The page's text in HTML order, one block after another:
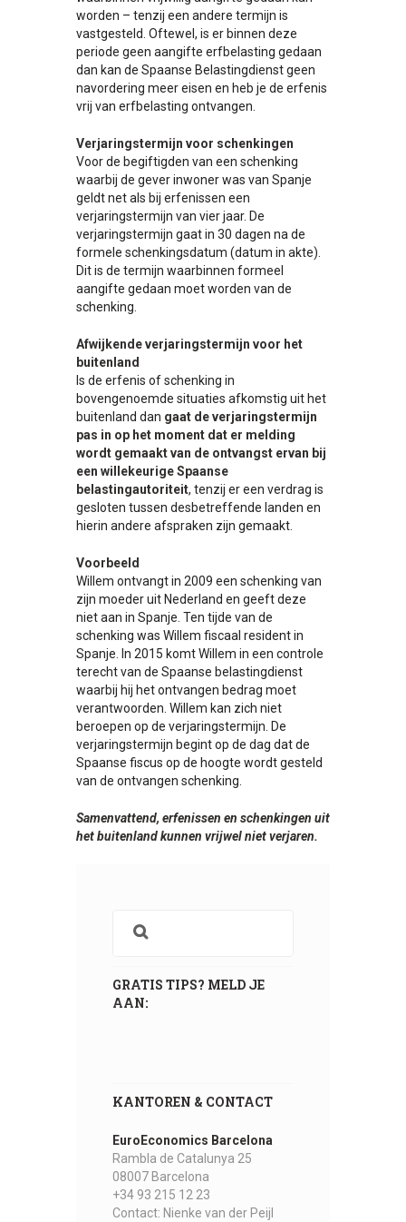
worden – tenzij een andere termijn is
vastgesteld. Oftewel, is er binnen deze
periode geen aangifte erfbelasting gedaan
dan kan de Spaanse Belastingdienst geen
navordering meer eisen en heb je de erfenis
vrij van erfbelasting ontvangen.
Verjaringstermijn voor schenkingen
Voor de begiftigden van een schenking
waarbij de gever inwoner was van Spanje
geldt net als bij erfenissen een
verjaringstermijn van vier jaar. De
verjaringstermijn gaat in 30 dagen na de
formele schenkingsdatum (datum in akte).
Dit is de termijn waarbinnen formeel
aangifte gedaan moet worden van de
schenking.
Afwijkende verjaringstermijn voor het
buitenland
Is de erfenis of schenking in
bovengenoemde situaties afkomstig uit het
buitenland dan gaat de verjaringstermijn
pas in op het moment dat er melding
wordt gemaakt van de ontvangst ervan bij
een willekeurige Spaanse
belastingautoriteit, tenzij er een verdrag is
gesloten tussen desbetreffende landen en
hierin andere afspraken zijn gemaakt.
Voorbeeld
Willem ontvangt in 2009 een schenking van
zijn moeder uit Nederland en geeft deze
niet aan in Spanje. Ten tijde van de
schenking was Willem fiscaal resident in
Spanje. In 2015 komt Willem in een controle
terecht van de Spaanse belastingdienst
waarbij hij het ontvangen bedrag moet
verantwoorden. Willem kan zich niet
beroepen op de verjaringstermijn. De
verjaringstermijn begint op de dag dat de
Spaanse fiscus op de hoogte wordt gesteld
van de ontvangen schenking.
Samenvattend, erfenissen en schenkingen uit
het buitenland kunnen vrijwel niet verjaren.
GRATIS TIPS? MELD JE
AAN:
KANTOREN & CONTACT
EuroEconomics Barcelona
Rambla de Catalunya 25
08007 Barcelona
+34 93 215 12 23
Contact: Nienke van der Peijl